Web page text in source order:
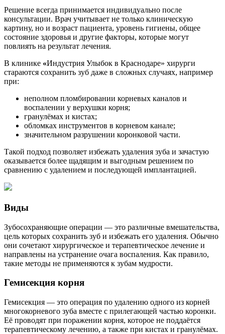
Решение всегда принимается индивидуально после
консультации. Врач учитывает не только клиническую
картину, но и возраст пациента, уровень гигиены, общее
состояние здоровья и другие факторы, которые могут
повлиять на результат лечения.
В клинике «Индустрия Улыбок в Краснодаре» хирурги
стараются сохранить зуб даже в сложных случаях, например
при:
неполном пломбировании корневых каналов и
воспалении у верхушки корня;
гранулёмах и кистах;
обломках инструментов в корневом канале;
значительном разрушении коронковой части.
Такой подход позволяет избежать удаления зуба и зачастую
оказывается более щадящим и выгодным решением по
сравнению с удалением и последующей имплантацией.
Виды
Зубосохраняющие операции — это различные вмешательства,
цель которых сохранить зуб и избежать его удаления. Обычно
они сочетают хирургическое и терапевтическое лечение и
направлены на устранение очага воспаления. Как правило,
такие методы не применяются к зубам мудрости.
Гемисекция корня
Гемисекция — это операция по удалению одного из корней
многокорневого зуба вместе с прилегающей частью коронки.
Её проводят при поражении корня, которое не поддаётся
терапевтическому лечению, а также при кистах и гранулёмах.